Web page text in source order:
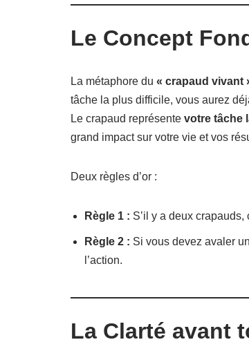
Le Concept
La métaphore du « crapaud vivant
tâche la plus difficile, vous aurez
Le crapaud représente votre tâche
grand impact sur votre vie et vos
Deux règles d’or :
Règle 1 : S’il y a deux
Règle 2 : Si vous devez avaler
l’action.
La Clarté avant